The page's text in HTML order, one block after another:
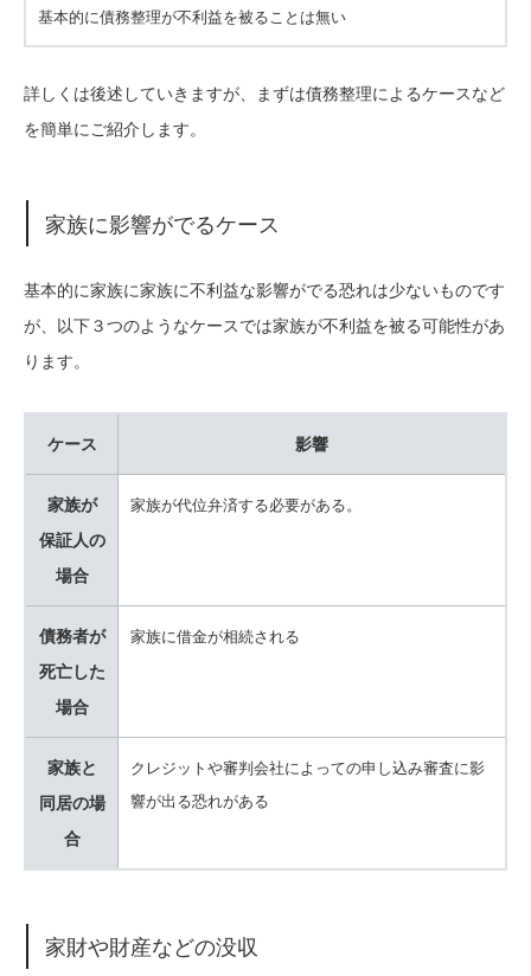
基本的に債務整理が不利益を被ることは無い
詳しくは後述していきますが、まずは債務整理によるケースなど
を簡単にご紹介します。
家族に影響がでるケース
基本的に家族に家族に不利益な影響がでる恐れは少ないものです
が、以下３つのようなケースでは家族が不利益を被る可能性があ
ります。
ケース 影響
家族が
保証人の
場合
家族が代位弁済する必要がある。
債務者が
死亡した
場合
家族に借金が相続される
家族と
同居の場
合
クレジットや審判会社によっての申し込み審査に影
響が出る恐れがある
家財や財産などの没収